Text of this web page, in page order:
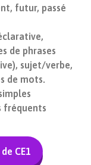
futur, passé
de phrases
sujet/verbe,
de mots.
fréquents
CE1